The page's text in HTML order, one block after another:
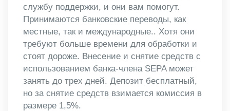
службу поддержки, и они вам помогут.
Принимаются банковские переводы, как
местные, так и международные.. Хотя они
требуют больше времени для обработки и
стоят дороже. Внесение и снятие средств с
использованием банка-члена SEPA может
занять до трех дней. Депозит бесплатный,
но за снятие средств взимается комиссия в
размере 1,5%.